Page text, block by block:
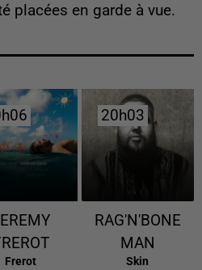
placées en garde à vue.
Frerot
20h03
20h03
RAG'N'BONE
MAN
Skin